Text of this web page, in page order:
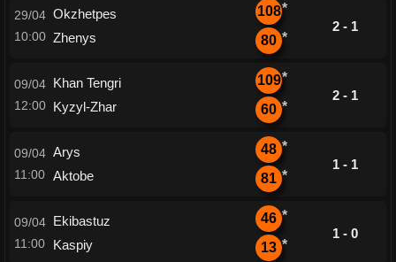
29/04
10:00
Okzhetpes
Zhenys
108*
80 *
2 - 1
09/04
12:00
Khan Tengri
Kyzyl-Zhar
109*
60 *
2 - 1
09/04
11:00
Arys
Aktobe
48 *
81 *
1 - 1
09/04
11:00
Ekibastuz
Kaspiy
46 *
13 *
1 - 0